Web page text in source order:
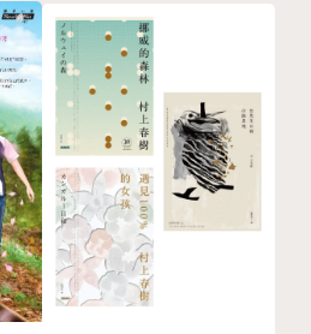
開卷週報記者。
聯合文學小說新人獎；2006
榮三文學獎散文首獎，並擔任
贏得台北電影節最佳編劇與
年並跨足電視，擔任《徵婚啟
編劇統籌。
、《此時此地》、《愛寫》，
》、《遇見》，長篇小說《真